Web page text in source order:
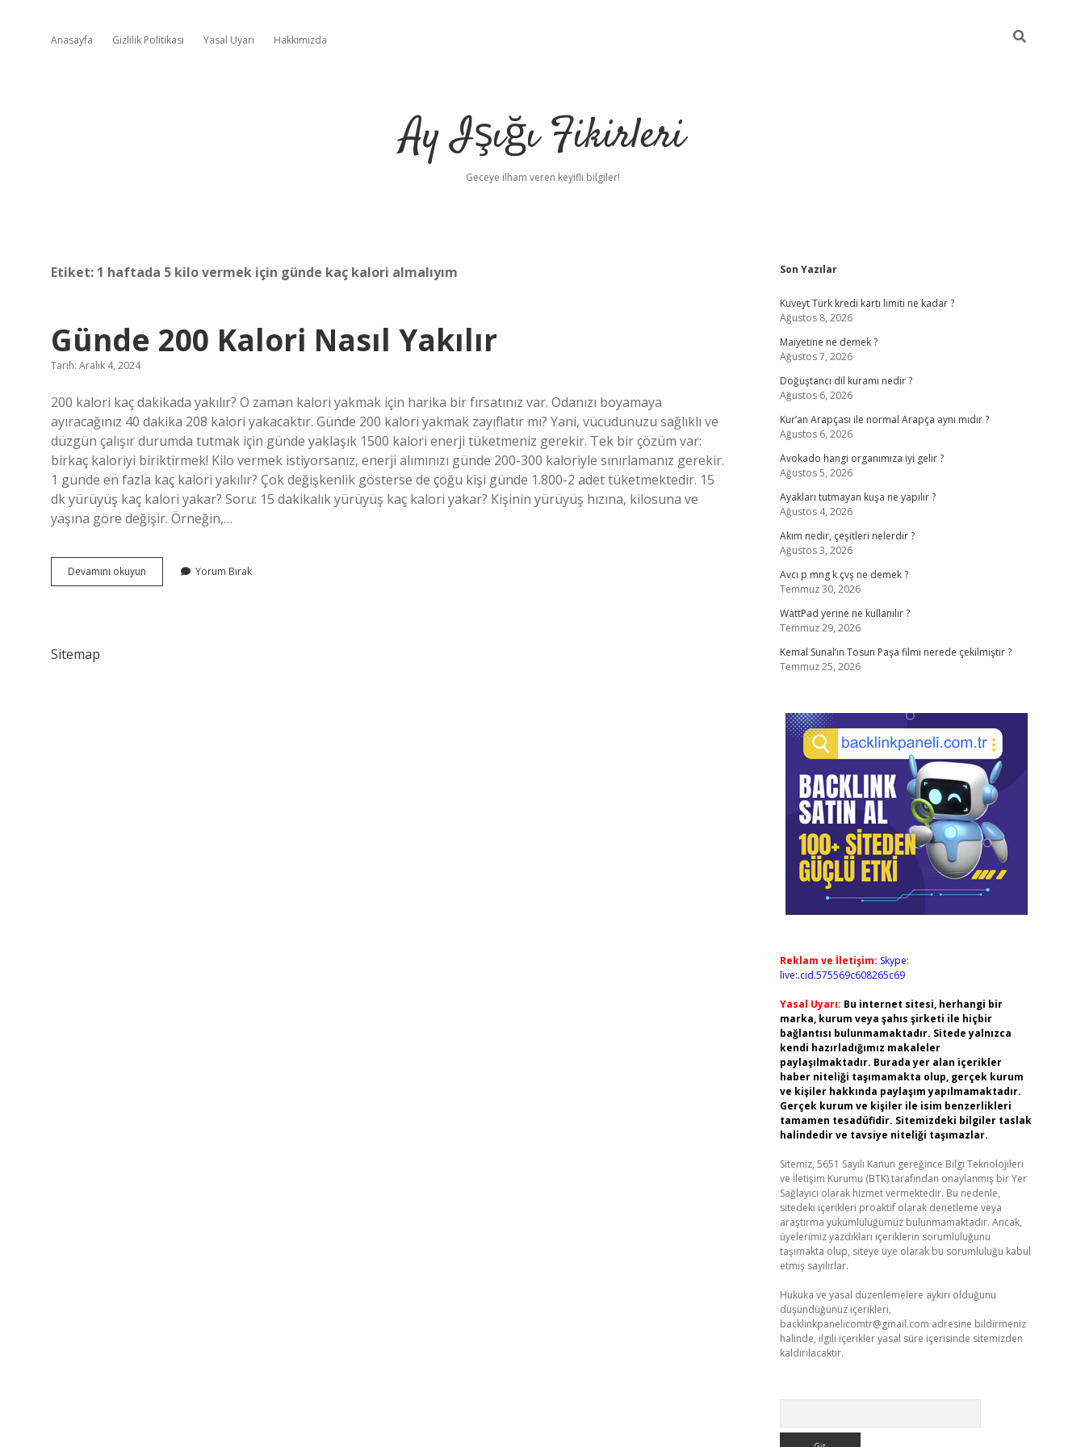
Anasayfa Gizlilik Politikası Yasal Uyarı Hakkımızda
Ay Işığı Fikirleri
Geceye ilham veren keyifli bilgiler!
Etiket: 1 haftada 5 kilo vermek için günde kaç kalori almalıyım
Günde 200 Kalori Nasıl Yakılır
Tarih: Aralık 4, 2024
200 kalori kaç dakikada yakılır? O zaman kalori yakmak için harika bir fırsatınız var. Odanızı boyamaya
ayıracağınız 40 dakika 208 kalori yakacaktır. Günde 200 kalori yakmak zayıflatır mı? Yani, vücudunuzu sağlıklı ve
düzgün çalışır durumda tutmak için günde yaklaşık 1500 kalori enerji tüketmeniz gerekir. Tek bir çözüm var:
birkaç kaloriyi biriktirmek! Kilo vermek istiyorsanız, enerji alımınızı günde 200-300 kaloriyle sınırlamanız gerekir.
1 günde en fazla kaç kalori yakılır? Çok değişkenlik gösterse de çoğu kişi günde 1.800-2 adet tüketmektedir. 15
dk yürüyüş kaç kalori yakar? Soru: 15 dakikalık yürüyüş kaç kalori yakar? Kişinin yürüyüş hızına, kilosuna ve
yaşına göre değişir. Örneğin,…
Devamını okuyun
200
Yorum Bırak
Sitemap
Sidebar
Son Yazılar
Kuveyt Türk kredi kartı limiti ne kadar ?
Ağustos 8, 2026
Maiyetine ne demek ?
Ağustos 7, 2026
Doğuştancı dil kuramı nedir ?
Ağustos 6, 2026
Kur’an Arapçası ile normal Arapça aynı mıdır ?
Ağustos 6, 2026
Avokado hangi organımıza iyi gelir ?
Ağustos 5, 2026
Ayakları tutmayan kuşa ne yapılır ?
Ağustos 4, 2026
Akım nedir, çeşitleri nelerdir ?
Ağustos 3, 2026
Avcı p mng k çvş ne demek ?
Temmuz 30, 2026
WattPad yerine ne kullanılır ?
Temmuz 29, 2026
Kemal Sunal’ın Tosun Paşa filmi nerede çekilmiştir ?
Temmuz 25, 2026
Reklam ve İletişim: Skype:
live:.cid.575569c608265c69
Yasal Uyarı: Bu internet sitesi, herhangi bir
marka, kurum veya şahıs şirketi ile hiçbir
bağlantısı bulunmamaktadır. Sitede yalnızca
kendi hazırladığımız makaleler
paylaşılmaktadır. Burada yer alan içerikler
haber niteliği taşımamakta olup, gerçek kurum
ve kişiler hakkında paylaşım yapılmamaktadır.
Gerçek kurum ve kişiler ile isim benzerlikleri
tamamen tesadüfidir. Sitemizdeki bilgiler taslak
halindedir ve tavsiye niteliği taşımazlar.
Sitemiz, 5651 Sayılı Kanun gereğince Bilgi Teknolojileri
ve İletişim Kurumu (BTK) tarafından onaylanmış bir Yer
Sağlayıcı olarak hizmet vermektedir. Bu nedenle,
sitedeki içerikleri proaktif olarak denetleme veya
araştırma yükümlülüğümüz bulunmamaktadır. Ancak,
üyelerimiz yazdıkları içeriklerin sorumluluğunu
taşımakta olup, siteye üye olarak bu sorumluluğu kabul
etmiş sayılırlar.
Hukuka ve yasal düzenlemelere aykırı olduğunu
düşündüğünüz içerikleri,
backlinkpanelicomtr@gmail.com adresine bildirmeniz
halinde, ilgili içerikler yasal süre içerisinde sitemizden
kaldırılacaktır.